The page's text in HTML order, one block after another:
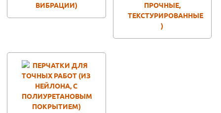
ВИБРАЦИИ)
ПРОЧНЫЕ,
ТЕКСТУРИРОВАННЫЕ
)